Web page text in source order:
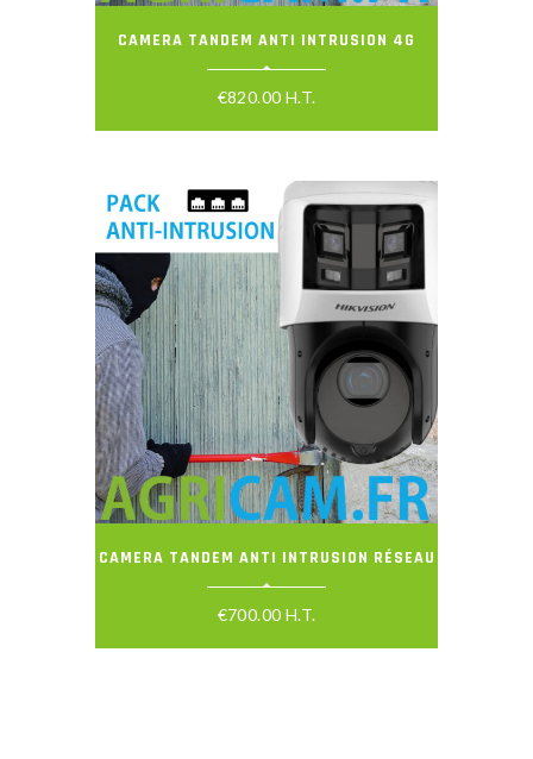
CAMERA TANDEM ANTI INTRUSION 4G
€820.00 H.T.
CAMERA TANDEM ANTI INTRUSION RÉSEAU
€700.00 H.T.